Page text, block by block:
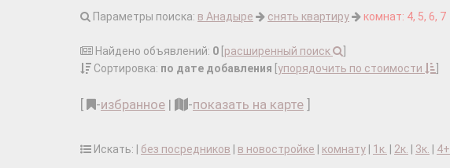
Параметры поиска: в Анадыре снять квартиру комнат: 4, 5, 6, 7
Найдено объявлений: 0 расширенный поиск
Сортировка: по дате добавления упорядочить по стоимости
-избранное | -показать на карте
Искать: | без посредников в новостройке комнату 1к. 2к. 3к.